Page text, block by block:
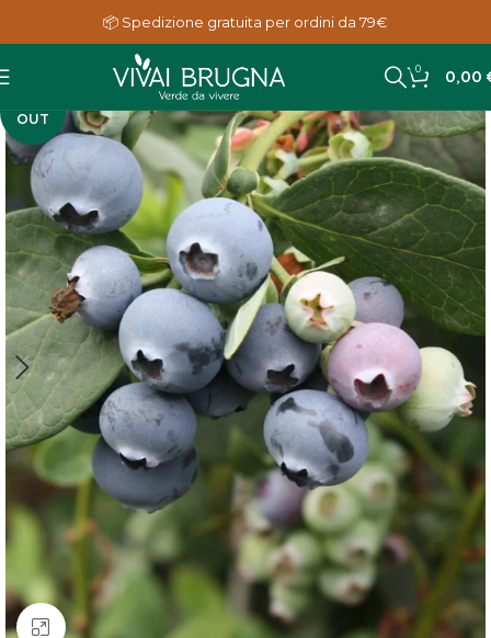
📦 Spedizione gratuita per ordini da 79€
0 0,00
OUT
Clicca per ingrandire